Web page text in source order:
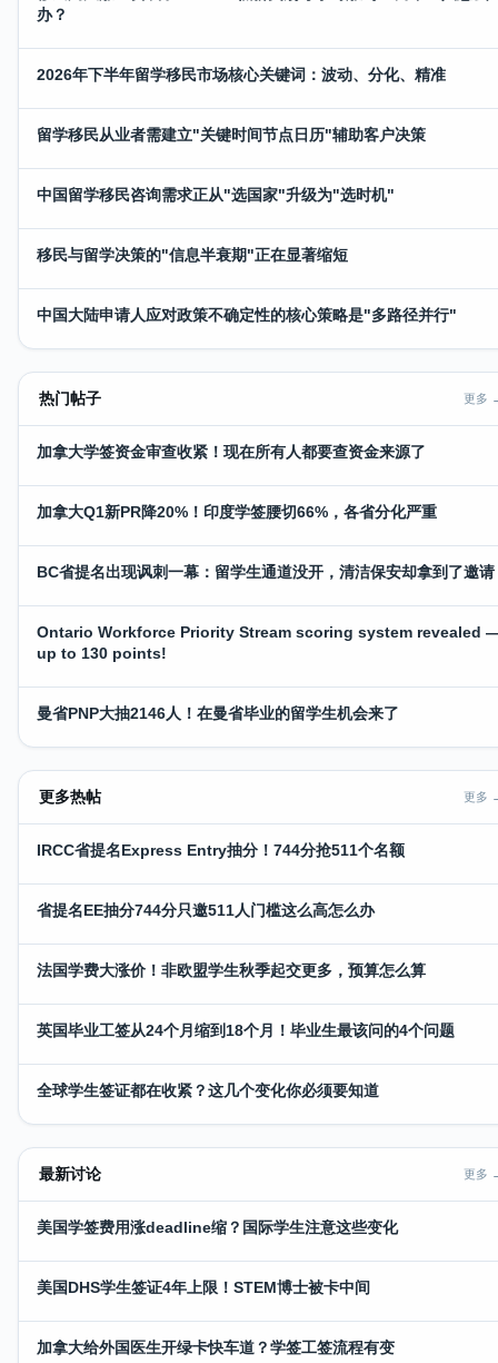
办？
2026年下半年留学移民市场核心关键词：波动、分化、精准
留学移民从业者需建立"关键时间节点日历"辅助客户决策
中国留学移民咨询需求正从"选国家"升级为"选时机"
移民与留学决策的"信息半衰期"正在显著缩短
中国大陆申请人应对政策不确定性的核心策略是"多路径并行"
热门帖子 更多
加拿大学签资金审查收紧！现在所有人都要查资金来源了
加拿大Q1新PR降20%！印度学签腰切66%，各省分化严重
BC省提名出现讽刺一幕：留学生通道没开，清洁保安却拿到了邀请
Ontario Workforce Priority Stream scoring system revealed
up to 130 points!
曼省PNP大抽2146人！在曼省毕业的留学生机会来了
更多热帖 更多
IRCC省提名Express Entry抽分！744分抢511个名额
省提名EE抽分744分只邀511人门槛这么高怎么办
法国学费大涨价！非欧盟学生秋季起交更多，预算怎么算
英国毕业工签从24个月缩到18个月！毕业生最该问的4个问题
全球学生签证都在收紧？这几个变化你必须要知道
最新讨论 更多
美国学签费用涨deadline缩？国际学生注意这些变化
美国DHS学生签证4年上限！STEM博士被卡中间
加拿大给外国医生开绿卡快车道？学签工签流程有变